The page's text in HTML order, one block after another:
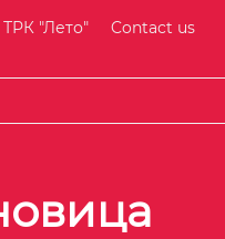
"Лето" Contact us